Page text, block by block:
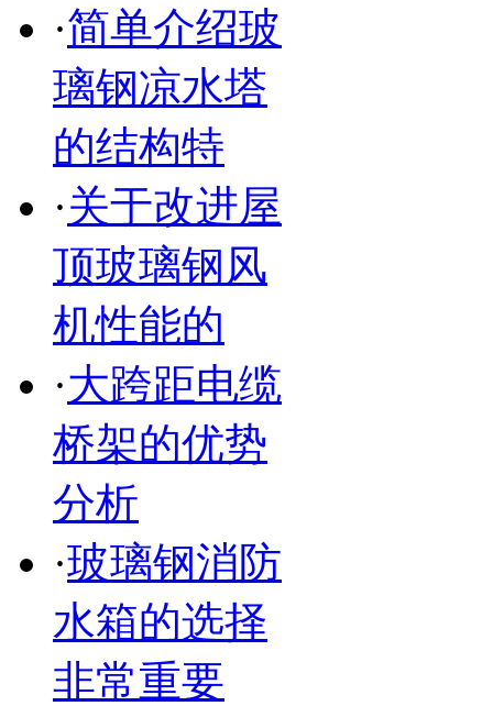
·简单介绍玻
璃钢凉水塔
的结构特
·关于改进屋
顶玻璃钢风
机性能的
·大跨距电缆
桥架的优势
分析
·玻璃钢消防
水箱的选择
非常重要